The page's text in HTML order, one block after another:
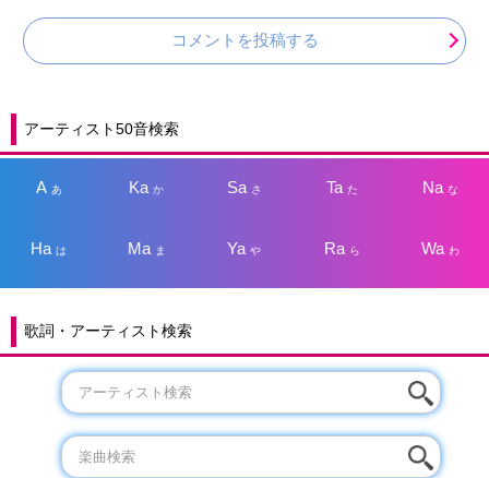
コメントを投稿する
アーティスト50音検索
A あ Kaか Sa さ Taた Na な
Haは Ma ま Yaや Ra ら Wa わ
歌詞・アーティスト検索